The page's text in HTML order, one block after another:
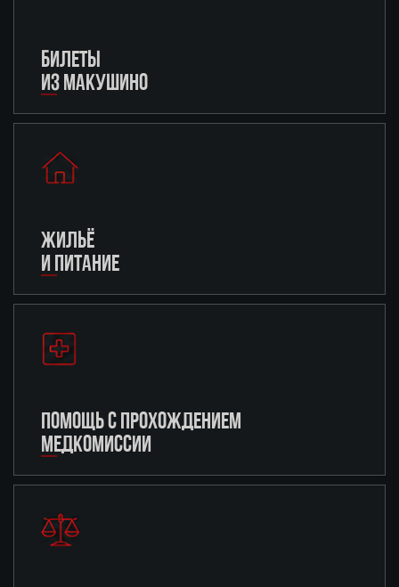
БИЛЕТЫ
ИЗ МАКУШИНО
ЖИЛЬЁ
И ПИТАНИЕ
ПОМОЩЬ С ПРОХОЖДЕНИЕМ
МЕДКОМИССИИ